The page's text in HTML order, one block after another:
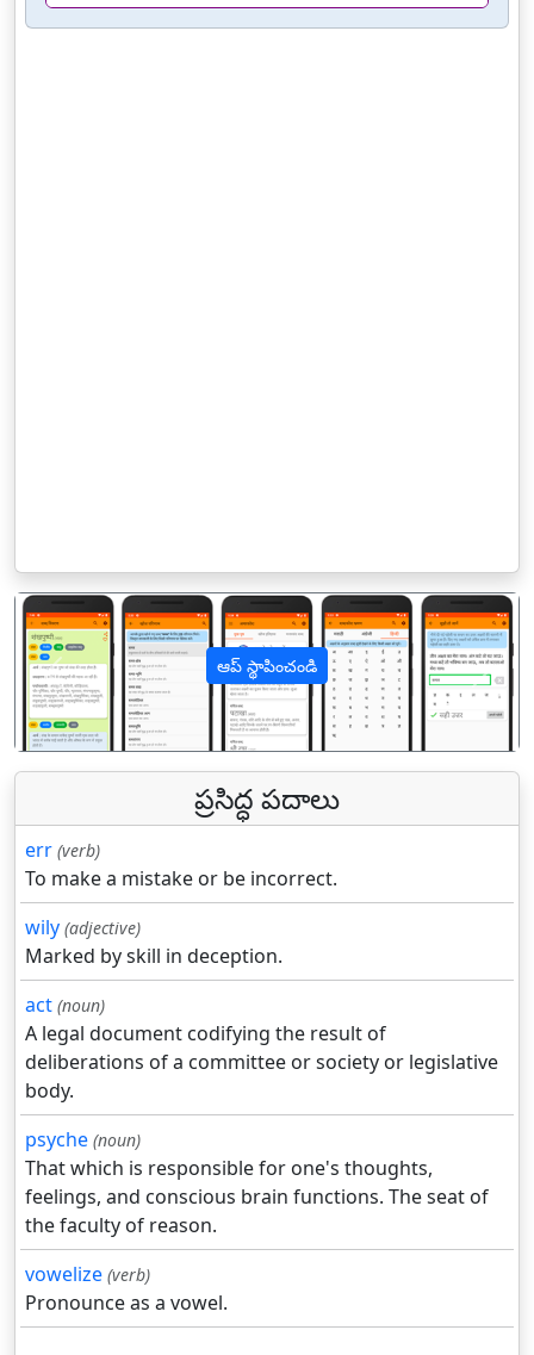
ఆప్ స్థాపించండి
पिछला
ప్రసిద్ధ పదాలు
err (verb)
To make a mistake or be incorrect.
wily (adjective)
Marked by skill in deception.
act (noun)
A legal document codifying the result of
deliberations of a committee or society or legislative
body.
psyche (noun)
That which is responsible for one's thoughts,
feelings, and conscious brain functions. The seat of
the faculty of reason.
vowelize (verb)
Pronounce as a vowel.